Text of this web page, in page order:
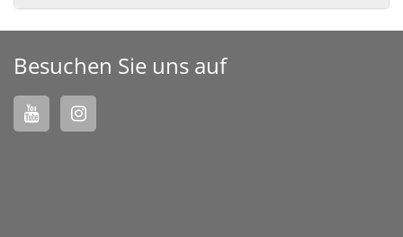
Besuchen Sie uns auf